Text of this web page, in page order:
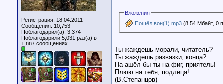
Регистрация: 18.04.2011
Сообщения: 10,753
Поблагодарил(а): 3,374
Поблагодарили 5,031 раз(а) в
1,887 сообщениях
Вложения
Пошёл вон(1).mp3 (8.54 Мбайт, 0
Ты жаждешь морали, читатель?
Ты жаждешь развязки, конца?
Па-ашёл бы ты на фиг, приятель!
Плюю на тебя, подлеца!
(В.Степанцов)